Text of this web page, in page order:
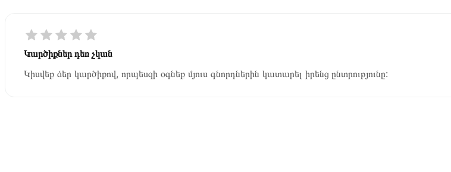
Կարծիքներ դեռ չկան
Կիսվեք ձեր կարծիքով, որպեսզի օգնեք մյուս գնորդներին կատարել իրենց ընտրությունը: